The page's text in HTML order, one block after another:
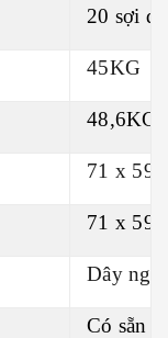
20 sợi
45KG
48,6KG
71 x 59
71 x 59
Dây
Có sẵn